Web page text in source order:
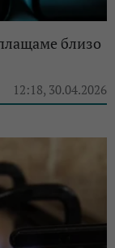
близо
12:18, 30.04.2026